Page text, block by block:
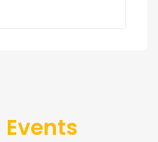
Events